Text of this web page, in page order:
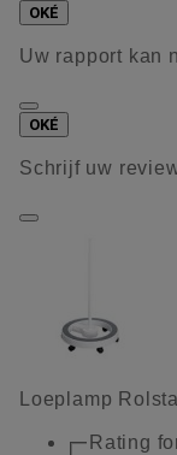
OKÉ
Uw rapport kan
OKÉ
Schrijf uw
Loeplamp
Rating